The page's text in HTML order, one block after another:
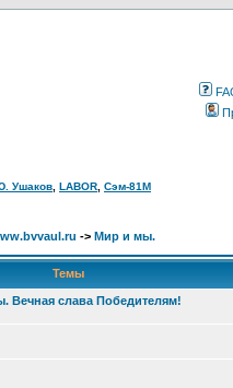
Ушаков LABOR Сэм-81М
-> Мир и мы.
Темы
Вечная слава Победителям!